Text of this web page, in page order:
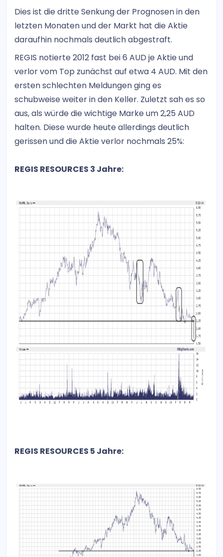
Dies ist die dritte Senkung der Prognosen in den
letzten Monaten und der Markt hat die Aktie
daraufhin nochmals deutlich abgestraft.
REGIS notierte 2012 fast bei 6 AUD je Aktie und
verlor vom Top zunächst auf etwa 4 AUD. Mit den
ersten schlechten Meldungen ging es
schubweise weiter in den Keller. Zuletzt sah es so
aus, als würde die wichtige Marke um 2,25 AUD
halten. Diese wurde heute allerdings deutlich
gerissen und die Aktie verlor nochmals 25%:
REGIS RESOURCES 3 Jahre:
REGIS RESOURCES 5 Jahre: ​